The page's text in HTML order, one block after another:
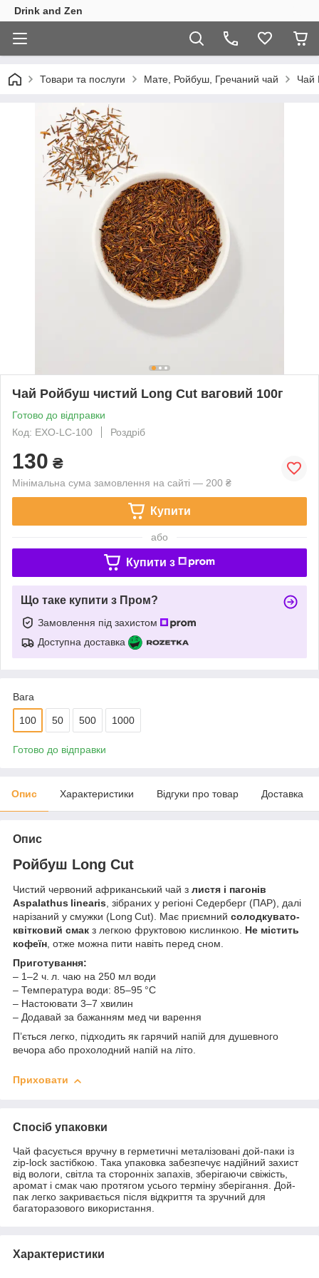
Drink and Zen
Товари та послуги Мате, Ройбуш, Гречаний чай Чай
Чай Ройбуш чистий Long Cut ваговий 100г
Готово до відправки
Код: EXO-LC-100
Роздріб
130 ₴
Мінімальна сума замовлення на сайті — 200 ₴
Купити
або
Купити з
Що таке купити з Пром?
Замовлення під захистом
Доступна доставка
Вага
100 50 500 1000
Готово до відправки
Опис Характеристики Відгуки про товар Доставка
Опис
Ройбуш Long Cut
Чистий червоний африканський чай з листя і пагонів
Aspalathus linearis, зібраних у регіоні Седерберг (ПАР), далі
нарізаний у смужки (Long Cut). Має приємний солодкувато-
квітковий смак з легкою фруктовою кислинкою. Не містить
кофеїн, отже можна пити навіть перед сном.
Приготування:
– 1–2 ч. л. чаю на 250 мл води
– Температура води: 85–95 °C
– Настоювати 3–7 хвилин
– Додавай за бажанням мед чи варення
П’ється легко, підходить як гарячий напій для душевного
вечора або прохолодний напій на літо.
Приховати
Спосіб упаковки
Чай фасується вручну в герметичні металізовані дой-паки із
zip-lock застібкою. Така упаковка забезпечує надійний захист
від вологи, світла та сторонніх запахів, зберігаючи свіжість,
аромат і смак чаю протягом усього терміну зберігання. Дой-
пак легко закривається після відкриття та зручний для
багаторазового використання.
Характеристики